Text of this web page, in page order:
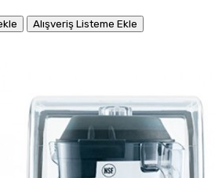
Alışveriş Listeme Ekle